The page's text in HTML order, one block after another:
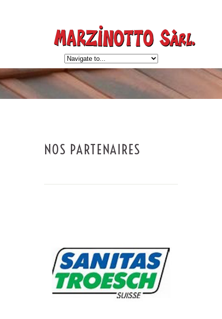
NOS PARTENAIRES